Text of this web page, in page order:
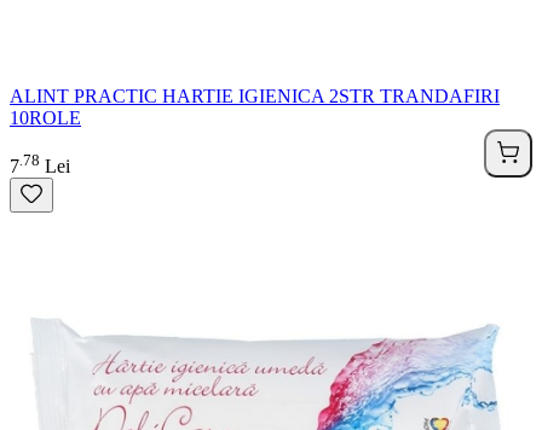
ALINT PRACTIC HARTIE IGIENICA 2STR TRANDAFIRI
10ROLE
7 78 Lei